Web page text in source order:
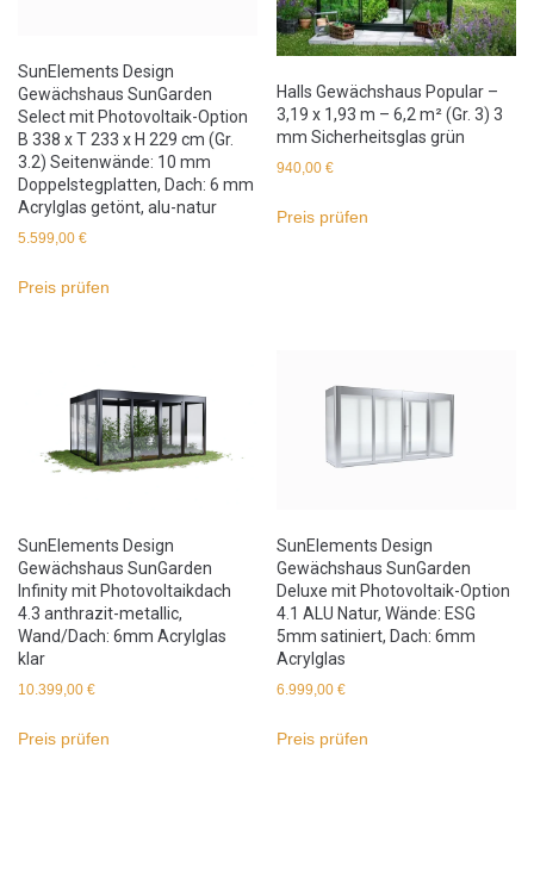
SunElements Design
Gewächshaus SunGarden
Select mit Photovoltaik-Option
B 338 x T 233 x H 229 cm (Gr.
3.2) Seitenwände: 10 mm
Doppelstegplatten, Dach: 6 mm
Acrylglas getönt, alu-natur
5.599,00 €
Preis prüfen
Halls Gewächshaus Popular –
3,19 x 1,93 m – 6,2 m² (Gr. 3) 3
mm Sicherheitsglas grün
940,00€
Preis prüfen
SunElements Design
Gewächshaus SunGarden
Infinity mit Photovoltaikdach
4.3 anthrazit-metallic,
Wand/Dach: 6mm Acrylglas
klar
10.399,00 €
Preis prüfen
SunElements Design
Gewächshaus SunGarden
Deluxe mit Photovoltaik-Option
4.1 ALU Natur, Wände: ESG
5mm satiniert, Dach: 6mm
Acrylglas
6.999,00€
Preis prüfen